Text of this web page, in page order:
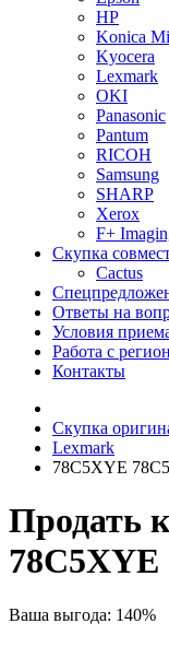
HP
Konica
Kyocera
Lexmark
OKI
Panasonic
Pantum
RICOH
Samsung
SHARP
Xerox
F+
Скупка
Cactus
Ответы на
Условия
Работа с
Контакты
Скупка
Lexmark
78C5XYE
Продать
78C5XYE
Ваша выгода: 140%